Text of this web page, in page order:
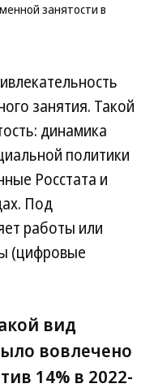
занятости в
занятия. Такой
динамика
политики
Росстата и
Под
работы или
(цифровые
вид
вовлечено
14% в 2022-